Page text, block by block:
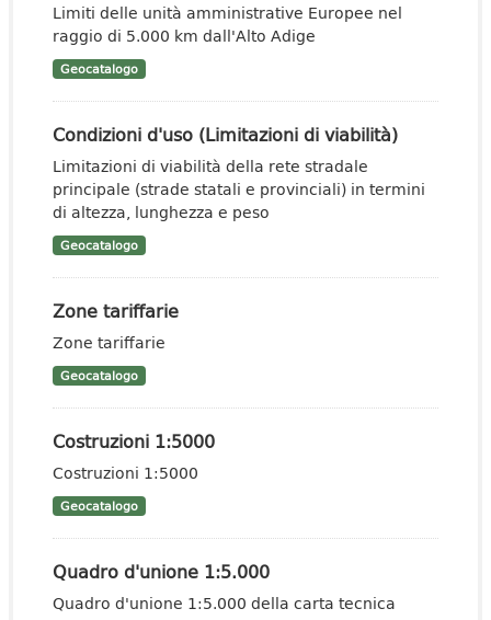
Limiti delle unità amministrative Europee nel
raggio di 5.000 km dall'Alto Adige
Geocatalogo
Condizioni d'uso (Limitazioni di viabilità)
Limitazioni di viabilità della rete stradale
principale (strade statali e provinciali) in termini
di altezza, lunghezza e peso
Geocatalogo
Zone tariffarie
Zone tariffarie
Geocatalogo
Costruzioni 1:5000
Costruzioni 1:5000
Geocatalogo
Quadro d'unione 1:5.000
Quadro d'unione 1:5.000 della carta tecnica